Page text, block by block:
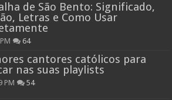
de São Bento: Significado,
Letras e Como Usar
64
cantores católicos para
nas suas playlists
PM 54